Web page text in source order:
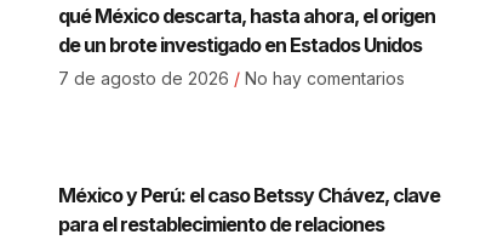
qué México descarta, hasta ahora, el origen
de un brote investigado en Estados Unidos
7 de agosto de 2026 No hay comentarios
México y Perú: el caso Betssy Chávez, clave
para el restablecimiento de relaciones